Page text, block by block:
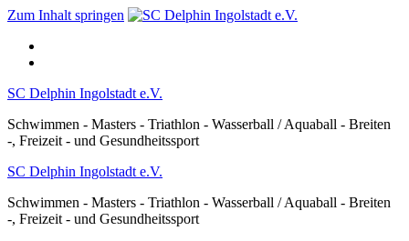
Zum Inhalt springen
SC Delphin Ingolstadt e.V.
Schwimmen - Masters - Triathlon - Wasserball / Aquaball - Breiten
-, Freizeit - und Gesundheitssport
SC Delphin Ingolstadt e.V.
Schwimmen - Masters - Triathlon - Wasserball / Aquaball - Breiten
-, Freizeit - und Gesundheitssport